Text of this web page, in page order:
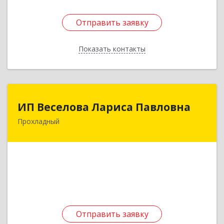
Отправить заявку
Показать контакты
Отправить заявку
Назад
ИП Веселова Лариса Павловна
Прохладный
Отправить заявку
Отправить заявку